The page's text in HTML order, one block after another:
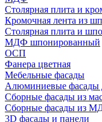
Столярная плита и
Кромочная лента из
Столярная плита и
МДФ шпонированный
ОСП
Фанера цветная
Мебельные фасады
Алюминиевые фасады
Сборные фасады из
Сборные фасады из
3D фасады и панели